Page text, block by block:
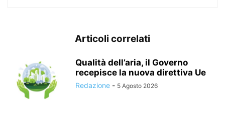
Articoli correlati
Qualità dell’aria, il Governo
recepisce la nuova direttiva Ue
Redazione - 5 Agosto 2026